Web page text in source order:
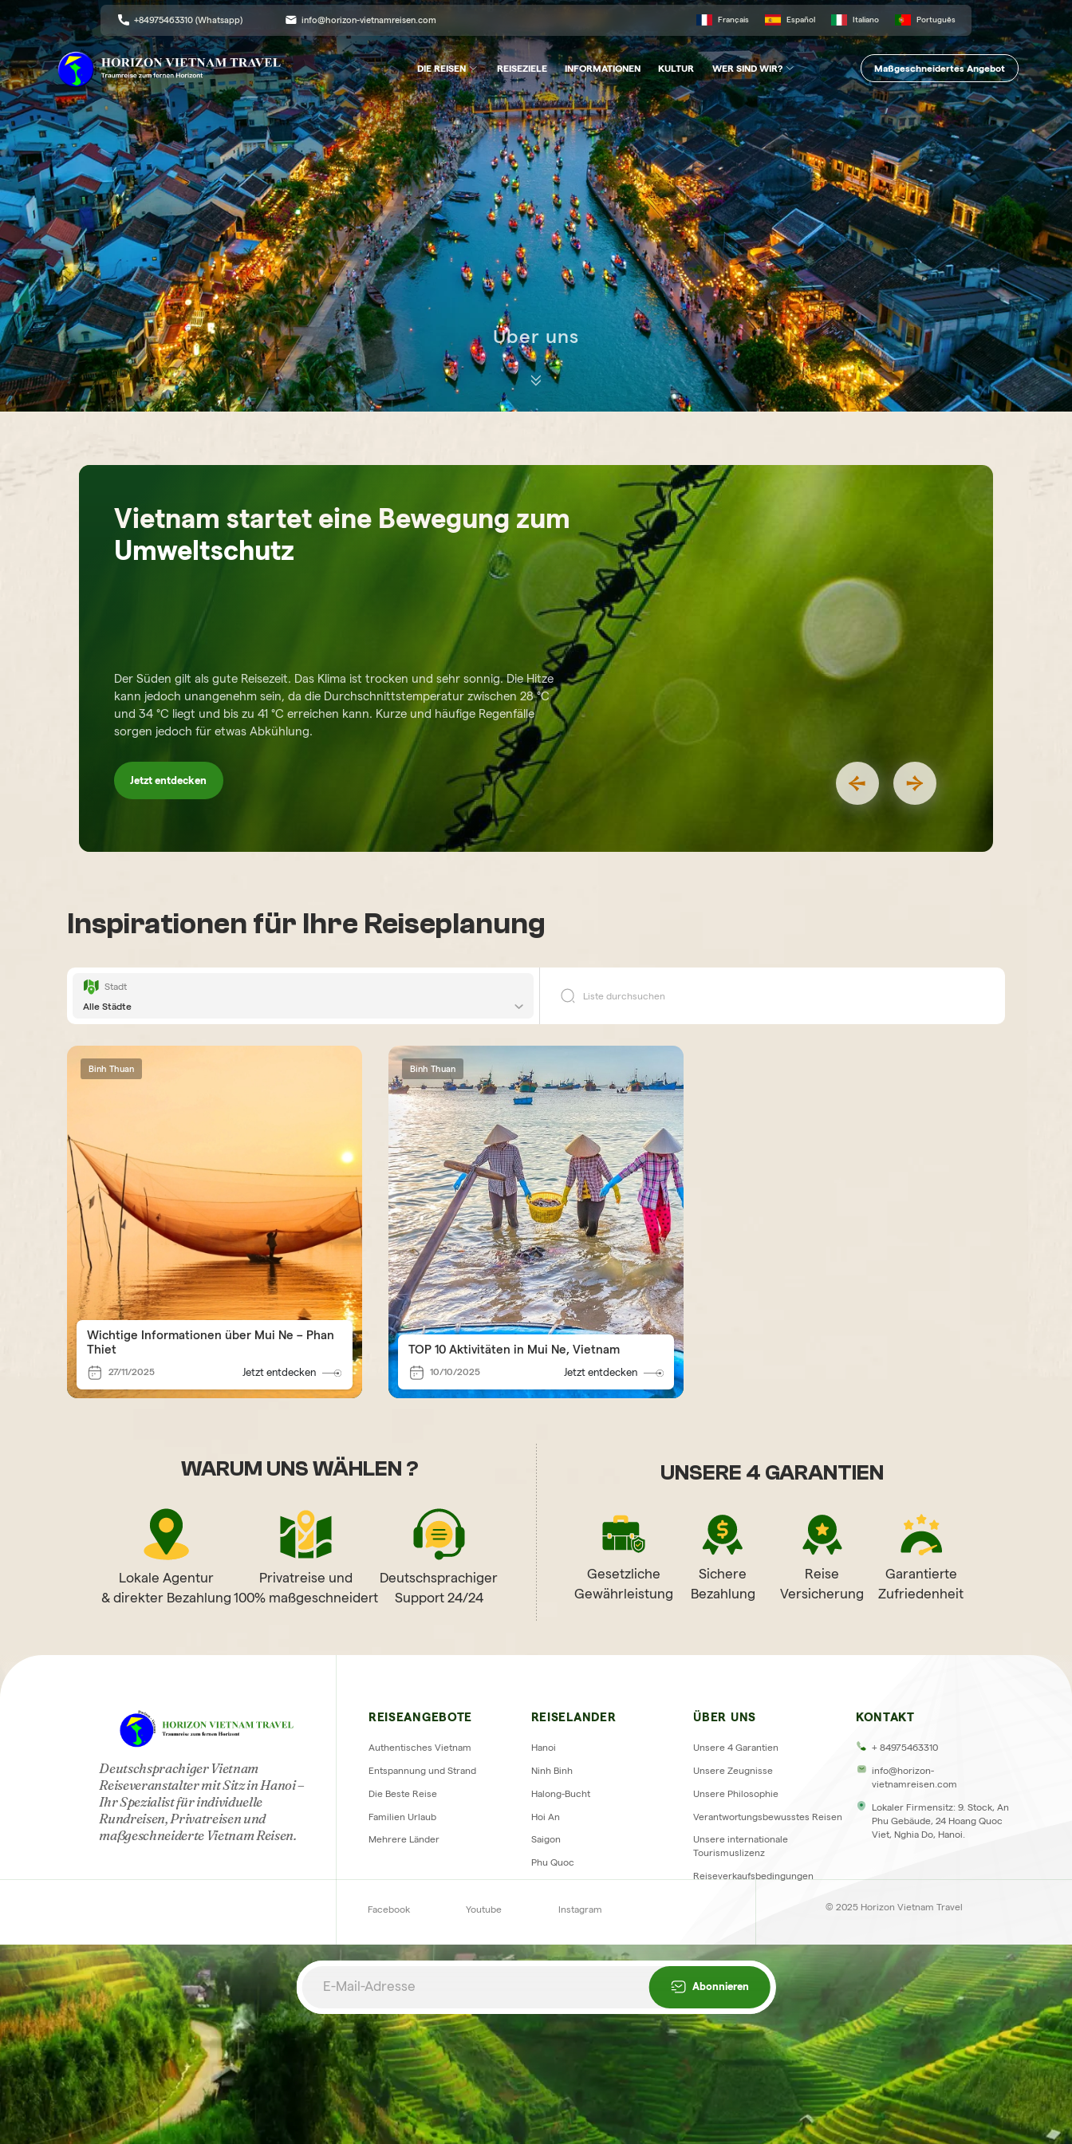
+84975463310 (Whatsapp) info@horizon-vietnamreisen.com Français Español Italiano Português
DIE REISEN REISEZIELE INFORMATIONEN KULTUR WER SIND WIR? Maßgeschneidertes Angebot
Über uns
Vietnam startet eine Bewegung zum
Umweltschutz
Der Süden gilt als gute Reisezeit. Das Klima ist trocken und sehr sonnig. Die Hitze
kann jedoch unangenehm sein, da die Durchschnittstemperatur zwischen 28 °C
und 34 °C liegt und bis zu 41 °C erreichen kann. Kurze und häufige Regenfälle
sorgen jedoch für etwas Abkühlung.
Jetzt entdecken
Inspirationen für Ihre Reiseplanung
Stadt
Alle Städte
Binh Thuan
Wichtige Informationen über Mui Ne – Phan
Thiet
27/11/2025 Jetzt entdecken
Binh Thuan
TOP 10 Aktivitäten in Mui Ne, Vietnam
10/10/2025 Jetzt entdecken
WARUM UNS WÄHLEN ?
Lokale Agentur
& direkter Bezahlung
Privatreise und
100% maßgeschneidert
Deutschsprachiger
Support 24/24
UNSERE 4 GARANTIEN
Gesetzliche
Gewährleistung
Sichere
Bezahlung
Reise
Versicherung
Garantierte
Zufriedenheit
HORIZON VIETNAM REISEBEWERTUNGEN
Abonnieren
Deutschsprachiger Vietnam
Reiseveranstalter mit Sitz in Hanoi –
Ihr Spezialist für individuelle
Rundreisen, Privatreisen und
maßgeschneiderte Vietnam Reisen.
REISEANGEBOTE
Authentisches Vietnam
Entspannung und Strand
Die Beste Reise
Familien Urlaub
Mehrere Länder
REISELANDER
Hanoi
Ninh Binh
Halong-Bucht
Hoi An
Saigon
Phu Quoc
ÜBER UNS
Unsere 4 Garantien
Unsere Zeugnisse
Unsere Philosophie
Verantwortungsbewusstes Reisen
Unsere internationale
Tourismuslizenz
Reiseverkaufsbedingungen
KONTAKT
+ 84975463310
info@horizon-
vietnamreisen.com
Lokaler Firmensitz: 9. Stock, An
Phu Gebäude, 24 Hoang Quoc
Viet, Nghia Do, Hanoi.
Facebook Youtube Instagram © 2025 Horizon Vietnam Travel